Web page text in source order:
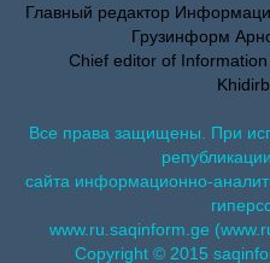
Главный редактор
Грузинформ
Chief editor of
Все права защищены. При
сайта информационно-
www.ru.saqinform.ge
Copyright © 2015